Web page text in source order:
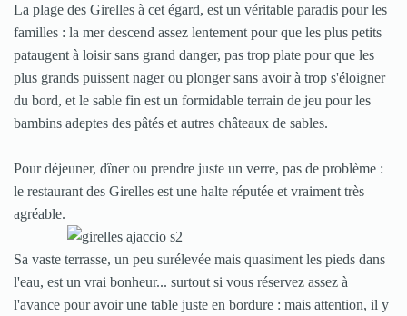
La plage des Girelles à cet égard, est un véritable paradis pour les
familles : la mer descend assez lentement pour que les plus petits
pataugent à loisir sans grand danger, pas trop plate pour que les
plus grands puissent nager ou plonger sans avoir à trop s'éloigner
du bord, et le sable fin est un formidable terrain de jeu pour les
bambins adeptes des pâtés et autres châteaux de sables.
Pour déjeuner, dîner ou prendre juste un verre, pas de problème :
le restaurant des Girelles est une halte réputée et vraiment très
agréable.
Sa vaste terrasse, un peu surélevée mais quasiment les pieds dans
l'eau, est un vrai bonheur... surtout si vous réservez assez à
l'avance pour avoir une table juste en bordure : mais attention, il y